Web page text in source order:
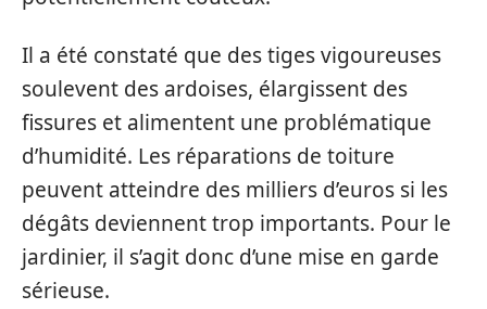
Il a été constaté que des tiges vigoureuses
soulevent des ardoises, élargissent des
fissures et alimentent une problématique
d’humidité. Les réparations de toiture
peuvent atteindre des milliers d’euros si les
dégâts deviennent trop importants. Pour le
jardinier, il s’agit donc d’une mise en garde
sérieuse.